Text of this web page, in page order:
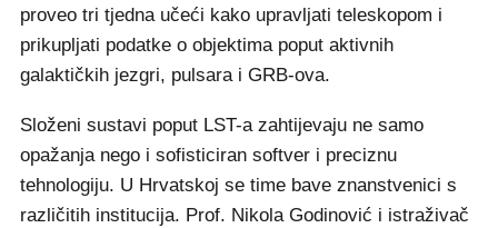
proveo tri tjedna učeći kako upravljati teleskopom i
prikupljati podatke o objektima poput aktivnih
galaktičkih jezgri, pulsara i GRB-ova.
Složeni sustavi poput LST-a zahtijevaju ne samo
opažanja nego i sofisticiran softver i preciznu
tehnologiju. U Hrvatskoj se time bave znanstvenici s
različitih institucija. Prof. Nikola Godinović i istraživač